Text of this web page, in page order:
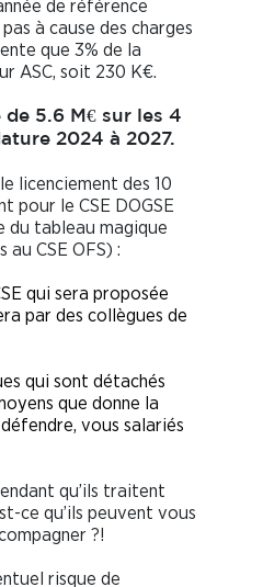
de référence
à cause des charges
que 3% de la
ASC, soit 230 K€.
5.6 M€ sur les 4
2024 à 2027.
licenciement des 10
pour le CSE DOGSE
du tableau magique
au CSE OFS) :
qui sera proposée
par des collègues de
qui sont détachés
que donne la
vous salariés
qu’ils traitent
ce qu’ils peuvent vous
?!
risque de